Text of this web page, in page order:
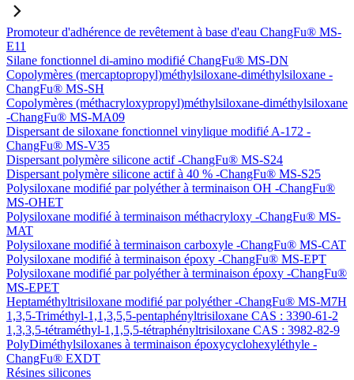
Promoteur d'adhérence de revêtement à base d'eau ChangFu® MS-
E11
Silane fonctionnel di-amino modifié ChangFu® MS-DN
Copolymères (mercaptopropyl)méthylsiloxane-diméthylsiloxane -
ChangFu® MS-SH
Copolymères (méthacryloxypropyl)méthylsiloxane-diméthylsiloxane
-ChangFu® MS-MA09
Dispersant de siloxane fonctionnel vinylique modifié A-172 -
ChangFu® MS-V35
Dispersant polymère silicone actif -ChangFu® MS-S24
Dispersant polymère silicone actif à 40 % -ChangFu® MS-S25
Polysiloxane modifié par polyéther à terminaison OH -ChangFu®
MS-OHET
Polysiloxane modifié à terminaison méthacryloxy -ChangFu® MS-
MAT
Polysiloxane modifié à terminaison carboxyle -ChangFu® MS-CAT
Polysiloxane modifié à terminaison époxy -ChangFu® MS-EPT
Polysiloxane modifié par polyéther à terminaison époxy -ChangFu®
MS-EPET
Heptaméthyltrisiloxane modifié par polyéther -ChangFu® MS-M7H
1,3,5-Triméthyl-1,1,3,5,5-pentaphényltrisiloxane CAS : 3390-61-2
1,3,3,5-tétraméthyl-1,1,5,5-tétraphényltrisiloxane CAS : 3982-82-9
PolyDiméthylsiloxanes à terminaison époxycyclohexyléthyle -
ChangFu® EXDT
Résines silicones